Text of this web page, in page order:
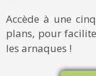
Accède à une
plans, pour
les arnaques !